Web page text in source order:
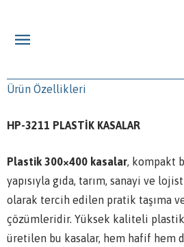
Ürün Özellikleri
HP-3211 PLASTİK KASALAR
Plastik 300×400 kasalar, kompakt
yapısıyla gıda, tarım, sanayi ve
olarak tercih edilen pratik taşıma
çözümleridir. Yüksek kaliteli
üretilen bu kasalar, hem hafif hem